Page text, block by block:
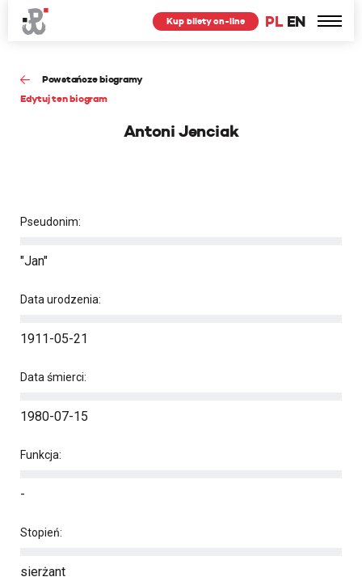
PL EN
Kup bilety on-line
Powstańcze biogramy
Edytuj ten biogram
Antoni Jenciak
Pseudonim:
"Jan"
Data urodzenia:
1911-05-21
Data śmierci:
1980-07-15
Funkcja:
-
Stopień:
sierżant